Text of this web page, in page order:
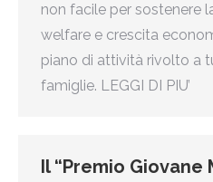
non facile per sostenere
welfare e crescita
piano di attività rivolto a
famiglie. LEGGI DI PIU’
Il “Premio Giovane